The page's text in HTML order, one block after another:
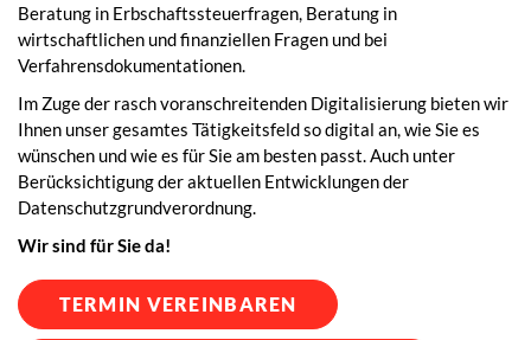
Beratung in Erbschaftssteuerfragen, Beratung in
wirtschaftlichen und finanziellen Fragen und bei
Verfahrensdokumentationen.
Im Zuge der rasch voranschreitenden Digitalisierung bieten wir
Ihnen unser gesamtes Tätigkeitsfeld so digital an, wie Sie es
wünschen und wie es für Sie am besten passt. Auch unter
Berücksichtigung der aktuellen Entwicklungen der
Datenschutzgrundverordnung.
Wir sind für Sie da!
TERMIN VEREINBAREN